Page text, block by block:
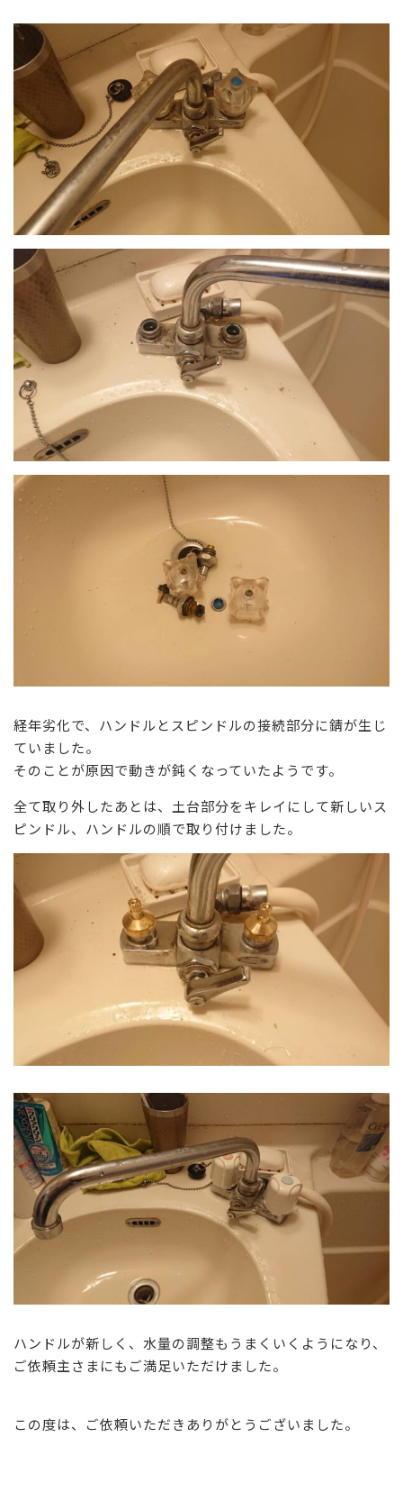
経年劣化で、ハンドルとスピンドルの接続部分に錆が生じ
ていました。
そのことが原因で動きが鈍くなっていたようです。
全て取り外したあとは、土台部分をキレイにして新しいス
ピンドル、ハンドルの順で取り付けました。
ハンドルが新しく、水量の調整もうまくいくようになり、
ご依頼主さまにもご満足いただけました。
この度は、ご依頼いただきありがとうございました。